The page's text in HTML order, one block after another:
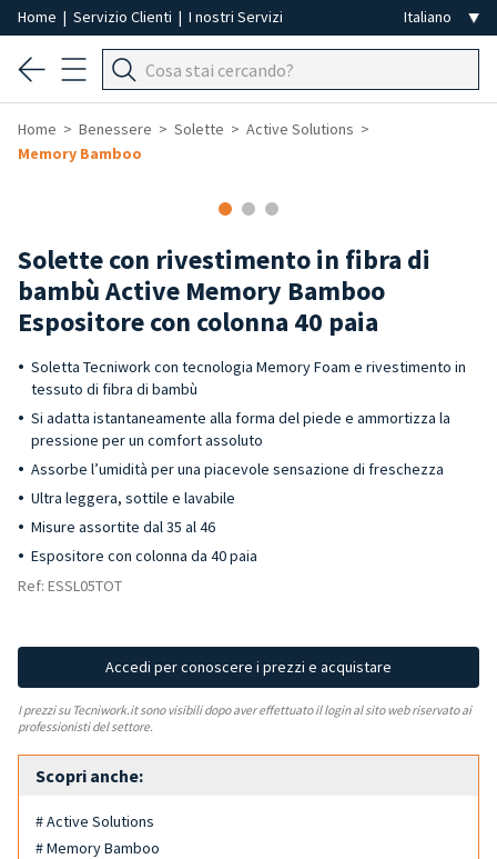
Home | Servizio Clienti | I nostri Servizi
Home Benessere Solette
Active Solutions
Memory Bamboo
Solette con rivestimento in fibra di
bambù Active Memory Bamboo
Espositore con colonna 40 paia
Soletta Tecniwork con tecnologia Memory Foam e rivestimento in
tessuto di fibra di bambù
Si adatta istantaneamente alla forma del piede e ammortizza la
pressione per un comfort assoluto
Assorbe l’umidità per una piacevole sensazione di freschezza
Ultra leggera, sottile e lavabile
Misure assortite dal 35 al 46
Espositore con colonna da 40 paia
Ref: ESSL05TOT
Accedi per conoscere i prezzi e acquistare
I prezzi su Tecniwork.it sono visibili dopo aver effettuato il login al sito web riservato ai
professionisti del settore.
Scopri anche:
# Active Solutions
# Memory Bamboo